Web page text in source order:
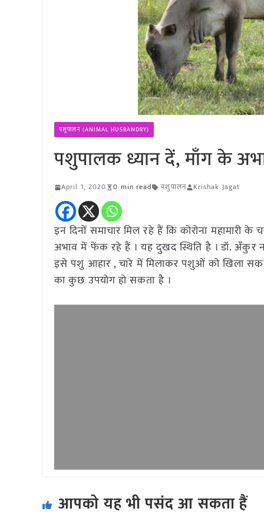
पशुपालन (ANIMAL HUSBANDRY)
पशुपालक ध्यान दें, माँग के
April 1, 2020 0 min read पशुपालन Krishak Jagat
इन दिनों समाचार मिल रहे हैं कि कोरोना
अभाव में फेंक रहे हैं । यह दुखद स्थिति है । डॉ. अँकुर
इसे पशु आहार , चारे में मिलाकर पशुओं को खिला सकते
का कुछ उपयोग हो सकता है ।
आपको यह भी पसंद आ सकता हैं